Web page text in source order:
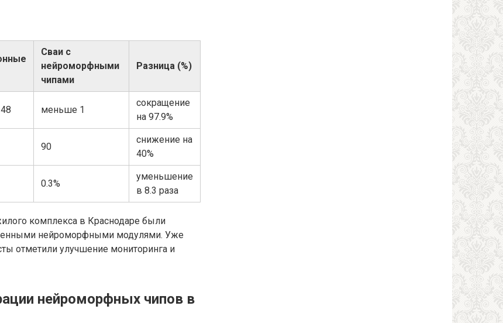
Сваи с
нейроморфными
чипами
Разница (%)
меньше 1
сокращение
на 97.9%
90
снижение на
40%
0.3%
уменьшение
в 8.3 раза
комплекса в Краснодаре были
нейроморфными модулями. Уже
отметили улучшение мониторинга и
нейроморфных чипов в